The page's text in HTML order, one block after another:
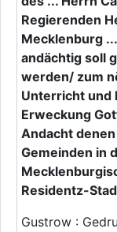
Regierenden
Mecklenburg
andächtig soll
werden/ zum
Unterricht und
Erweckung
Andacht
Gemeinden in
Residentz-
Gustrow :